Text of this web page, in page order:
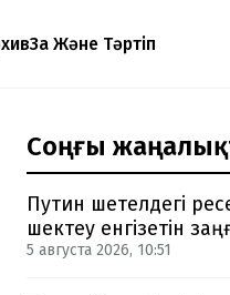
Заң Және Тәртіп
Соңғы
Путин шетелдегі
шектеу енгізетін
5 августа 2026, 10:51